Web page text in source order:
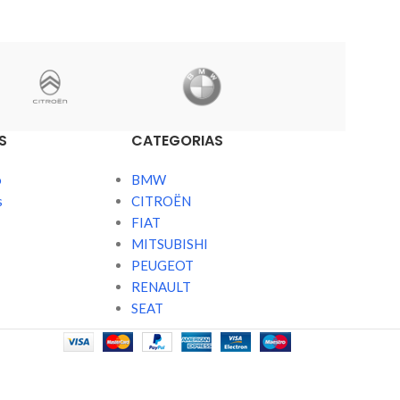
CATEGORIAS
BMW
CITROËN
FIAT
MITSUBISHI
PEUGEOT
RENAULT
SEAT